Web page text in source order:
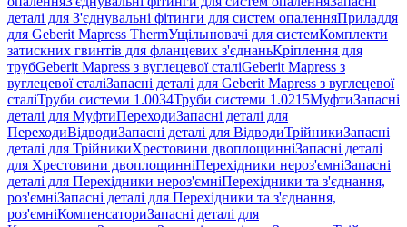
деталі для З'єднувальні фітинги для систем опаленняПриладдя
для Geberit Mapress ThermУщільнювачі для системКомплекти
затискних гвинтів для фланцевих з'єднаньКріплення для
трубGeberit Mapress з вуглецевої сталіGeberit Mapress з
вуглецевої сталіЗапасні деталі для Geberit Mapress з вуглецевої
сталіТруби системи 1.0034Труби системи 1.0215МуфтиЗапасні
деталі для МуфтиПереходиЗапасні деталі для
ПереходиВідводиЗапасні деталі для ВідводиТрійникиЗапасні
деталі для ТрійникиХрестовини двоплощинніЗапасні деталі
для Хрестовини двоплощинніПерехідники нероз'ємніЗапасні
деталі для Перехідники нероз'ємніПерехідники та з'єднання,
роз'ємніЗапасні деталі для Перехідники та з'єднання,
роз'ємніКомпенсаториЗапасні деталі для